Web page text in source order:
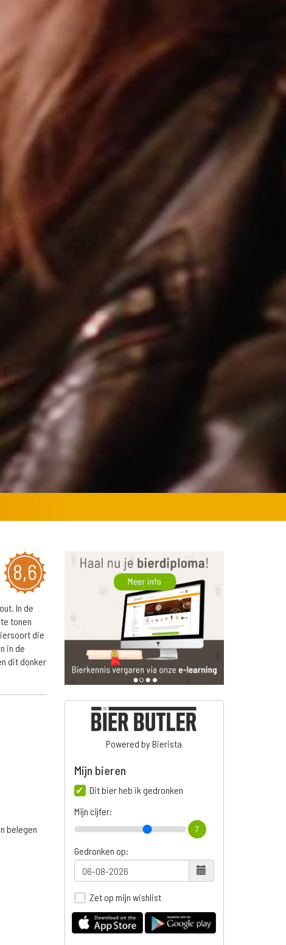
8,6
In de
tonen
die
in de
dit donker
belegen
Powered by Bierista
Mijn bieren
Dit bier heb ik gedronken
Mijn cijfer:
7
Gedronken op:
Zet op mijn wishlist